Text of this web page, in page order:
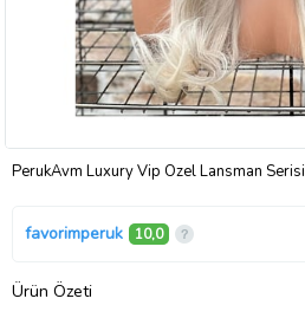
PerukAvm Luxury Vip Özel Lansman Serisi
favorimperuk 10,0
Ürün Özeti